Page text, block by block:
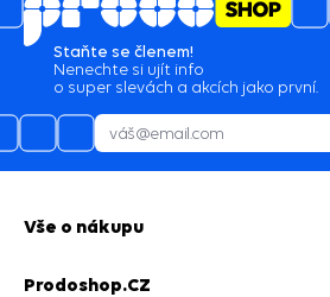
Staňte se členem!
Nenechte si ujít info
o super slevách a akcích jako první.
Vše o nákupu
Prodoshop.CZ